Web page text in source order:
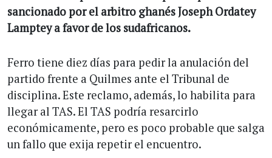
sancionado por el arbitro ghanés Joseph Ordatey
Lamptey a favor de los sudafricanos.
Ferro tiene diez días para pedir la anulación del
partido frente a Quilmes ante el Tribunal de
disciplina. Este reclamo, además, lo habilita para
llegar al TAS. El TAS podría resarcirlo
económicamente, pero es poco probable que salga
un fallo que exija repetir el encuentro.